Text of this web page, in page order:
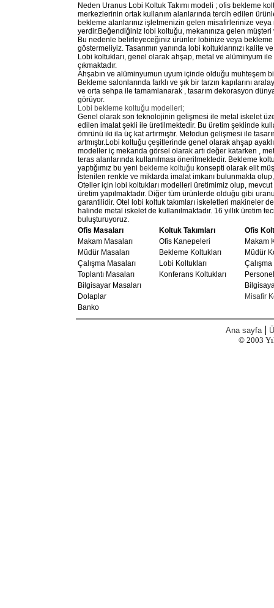
Neden Uranus Lobi Koltuk Takımı modeli ; ofis bekleme
merkezlerinin ortak kullanım alanlarında tercih edilen
bekleme alanlarınız işletmenizin gelen misafirlerinize veya
yerdir.Beğendiğiniz lobi koltuğu, mekanınıza gelen
Bu nedenle belirleyeceğiniz ürünler lobinize veya bekleme
göstermeliyiz. Tasarımın yanında lobi koltuklarınızı kalite
Lobi koltukları, genel olarak ahşap, metal ve alüminyum
çıkmaktadır.
Ahşabın ve alüminyumun uyum içinde olduğu muhteşem
Bekleme salonlarında farklı ve şık bir tarzın kapılarını
ve orta sehpa ile tamamlanarak , tasarım dekorasyon
görüyor.
Lobi bekleme koltuğu modelleri;
Genel olarak son teknolojinin gelişmesi ile metal iskelet
edilen imalat şekli ile üretilmektedir. Bu üretim şeklinde
ömrünü iki ila üç kat artırmıştır. Metodun gelişmesi ile
artmıştır.Lobi koltuğu çeşitlerinde genel olarak ahşap
modeller iç mekanda görsel olarak artı değer katarken ,
teras alanlarında kullanılması önerilmektedir. Bekleme
yaptığımız bu yeni bekleme koltuğu konsepti olarak elit
İstenilen renkte ve miktarda imalat imkanı bulunmakta
Oteller için lobi koltukları modelleri üretimimiz olup,
üretim yapılmaktadır. Diğer tüm ürünlerde olduğu gibi
garantilidir. Otel lobi koltuk takımları iskeletleri makineler
halinde metal iskelet de kullanılmaktadır. 16 yıllık üretim
buluşturuyoruz.
Ofis Masaları
Koltuk Takımları
Ofis
Makam Masaları
Ofis Kanepeleri
Makam
Müdür Masaları
Bekleme Koltukları
Müdür
Çalışma Masaları
Lobi Koltukları
Çalışma
Toplantı Masaları
Konferans Koltukları
Bilgisayar Masaları
Dolaplar
Misafir
Banko
Ana sayfa
© 2003